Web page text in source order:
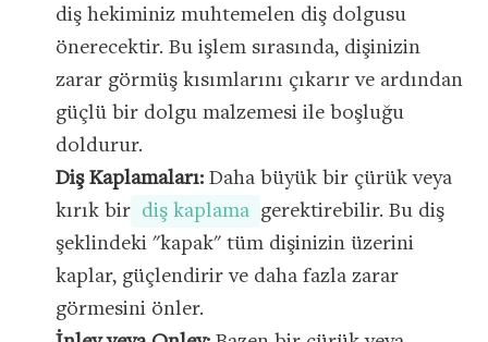
diş hekiminiz muhtemelen diş dolgusu
önerecektir. Bu işlem sırasında, dişinizin
zarar görmüş kısımlarını çıkarır ve ardından
güçlü bir dolgu malzemesi ile boşluğu
doldurur.
Diş Kaplamaları:Daha büyük bir çürük veya
kırık bir diş kaplama gerektirebilir. Bu diş
şeklindeki "kapak" tüm dişinizin üzerini
kaplar, güçlendirir ve daha fazla zarar
görmesini önler.